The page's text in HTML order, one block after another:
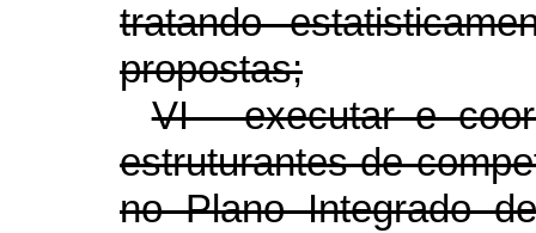
tratando
propostas;
VI - executar e
estruturantes de
no Plano Integrado